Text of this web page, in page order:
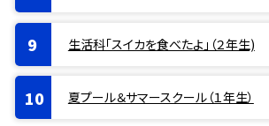
生活科「スイカを食べたよ」（２年生)
夏プール＆サマースクール（１年生）